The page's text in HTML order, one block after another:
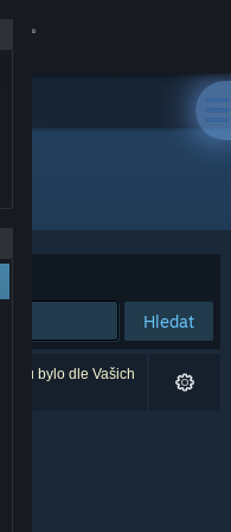
Hledat
bylo dle Vašich